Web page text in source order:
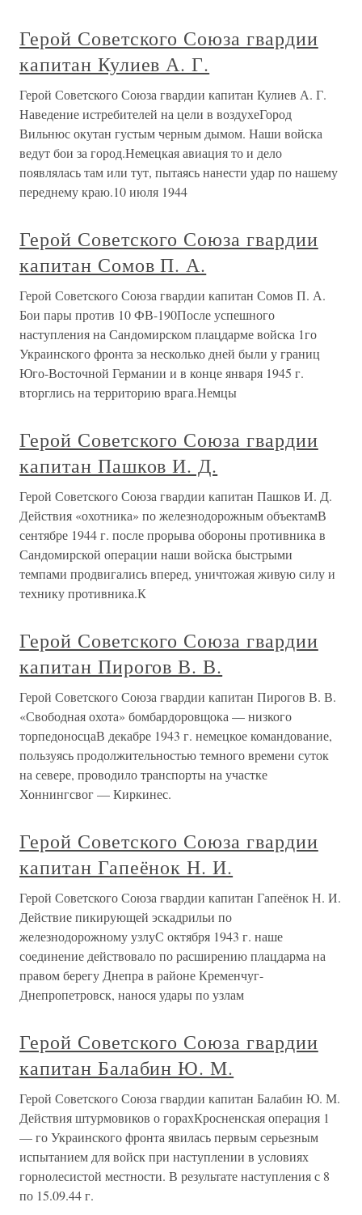
Герой Советского Союза гвардии
капитан Кулиев А. Г.
Герой Советского Союза гвардии капитан Кулиев А. Г.
Наведение истребителей на цели в воздухеГород
Вильнюс окутан густым черным дымом. Наши войска
ведут бои за город.Немецкая авиация то и дело
появлялась там или тут, пытаясь нанести удар по нашему
переднему краю.10 июля 1944
Герой Советского Союза гвардии
капитан Сомов П. А.
Герой Советского Союза гвардии капитан Сомов П. А.
Бои пары против 10 ФВ-190После успешного
наступления на Сандомирском плацдарме войска 1го
Украинского фронта за несколько дней были у границ
Юго-Восточной Германии и в конце января 1945 г.
вторглись на территорию врага.Немцы
Герой Советского Союза гвардии
капитан Пашков И. Д.
Герой Советского Союза гвардии капитан Пашков И. Д.
Действия «охотника» по железнодорожным объектамВ
сентябре 1944 г. после прорыва обороны противника в
Сандомирской операции наши войска быстрыми
темпами продвигались вперед, уничтожая живую силу и
технику противника.К
Герой Советского Союза гвардии
капитан Пирогов В. В.
Герой Советского Союза гвардии капитан Пирогов В. В.
«Свободная охота» бомбардоровщока — низкого
торпедоносцаВ декабре 1943 г. немецкое командование,
пользуясь продолжительностью темного времени суток
на севере, проводило транспорты на участке
Хоннингсвог — Киркинес.
Герой Советского Союза гвардии
капитан Гапеёнок Н. И.
Герой Советского Союза гвардии капитан Гапеёнок Н. И.
Действие пикирующей эскадрильи по
железнодорожному узлуС октября 1943 г. наше
соединение действовало по расширению плацдарма на
правом берегу Днепра в районе Кременчуг-
Днепропетровск, нанося удары по узлам
Герой Советского Союза гвардии
капитан Балабин Ю. М.
Герой Советского Союза гвардии капитан Балабин Ю. М.
Действия штурмовиков о горахКросненская операция 1
— го Украинского фронта явилась первым серьезным
испытанием для войск при наступлении в условиях
горнолесистой местности. В результате наступления с 8
по 15.09.44 г.